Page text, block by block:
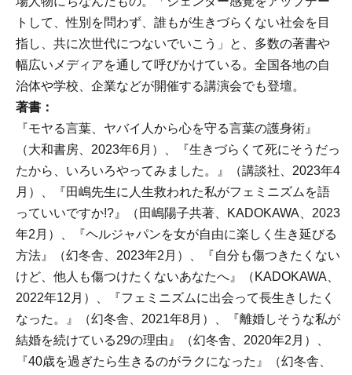
トして、性別を問わず、誰もが生きづらくない社会を目
指し、共に次世代につないでいこう」と、多数の著書や
幅広いメディアを通して呼びかけている。全国各地の自
治体や学校、企業などが開催する講演会でも登壇。
著書：
『モヤる言葉、ヤバイ人から心を守る言葉の護身術』
（大和書房、2023年6月）、『生きづらくて死にそうだっ
たから、いろいろやってみました。』（講談社、2023年4
月）、『田嶋先生に人生救われた私がフェミニズムを語
っていいですか!?』（田嶋陽子共著、KADOKAWA、2023
年2月）、『ヘルジャパンを女が自由に楽しく生き延びる
方法』（幻冬舎、2023年2月）、『自分も傷つきたくない
けど、他人も傷つけたくないあなたへ』（KADOKAWA、
2022年12月）、『フェミニズムに出会って長生きしたく
なった。』（幻冬舎、2021年8月）、『離婚しそうな私が
結婚を続けている29の理由』（幻冬舎、2020年2月）、
『40歳を過ぎたら生きるのがラクになった』（幻冬舎、